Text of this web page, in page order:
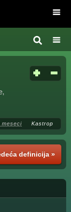
meseci Kastrop
definicija »